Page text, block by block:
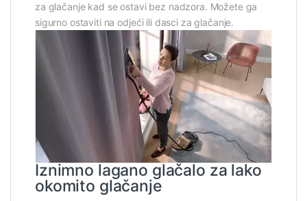
za glačanje kad se ostavi bez nadzora. Možete ga
sigurno ostaviti na odjeći ili dasci za glačanje.
Iznimno lagano glačalo za lako
okomito glačanje